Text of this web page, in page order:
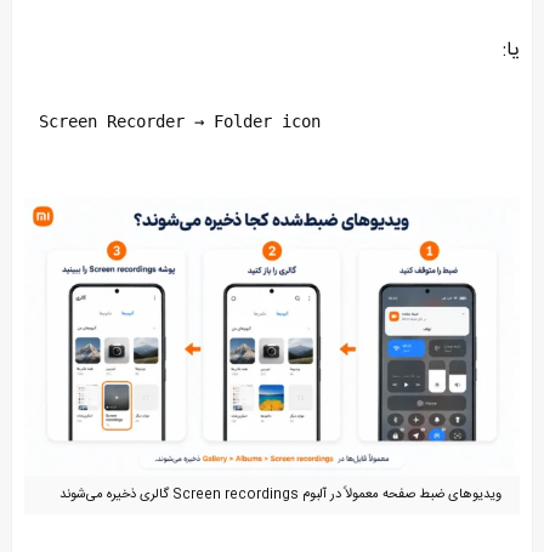
یا:
Screen Recorder → Folder icon
ویدیوهای ضبط صفحه معمولاً در آلبوم Screen recordings گالری ذخیره می‌شوند